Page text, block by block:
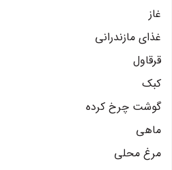
غاز
غذای مازندرانی
قرقاول
کبک
گوشت چرخ کرده
ماهی
مرغ محلی